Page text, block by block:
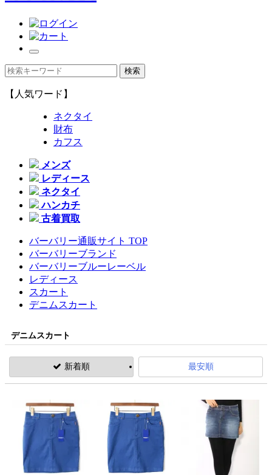
【人気ワード】
ネクタイ
財布
カフス
メンズ
レディース
ネクタイ
ハンカチ
古着買取
バーバリー通販サイト TOP
バーバリーブランド
バーバリーブルーレーベル
レディース
スカート
デニムスカート
デニムスカート
新着順 最安順